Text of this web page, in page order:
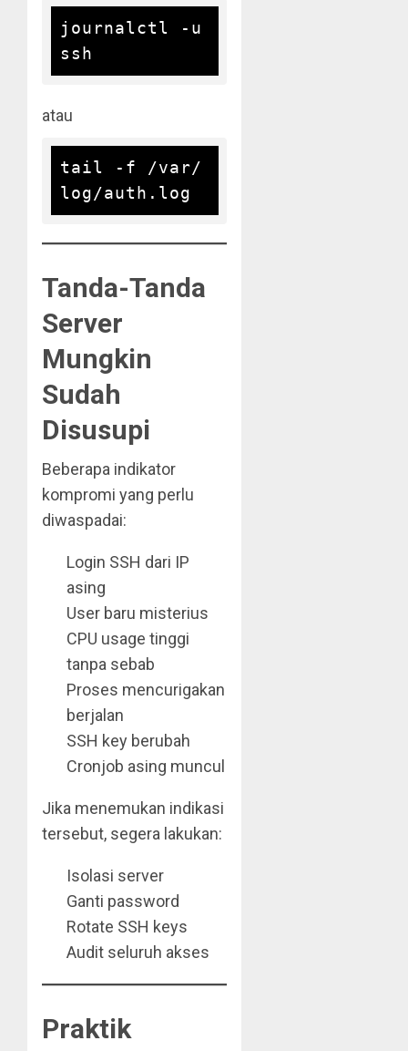
journalctl -u
atau
tail -f /var/
Tanda-Tanda
Server
Mungkin
Sudah
Disusupi
Beberapa indikator
kompromi yang perlu
diwaspadai:
Login SSH dari IP
asing
User baru misterius
CPU usage tinggi
tanpa sebab
Proses mencurigakan
berjalan
SSH key berubah
Cronjob asing muncul
Jika menemukan indikasi
tersebut, segera lakukan:
Isolasi server
Ganti password
Rotate SSH keys
Audit seluruh akses
Praktik